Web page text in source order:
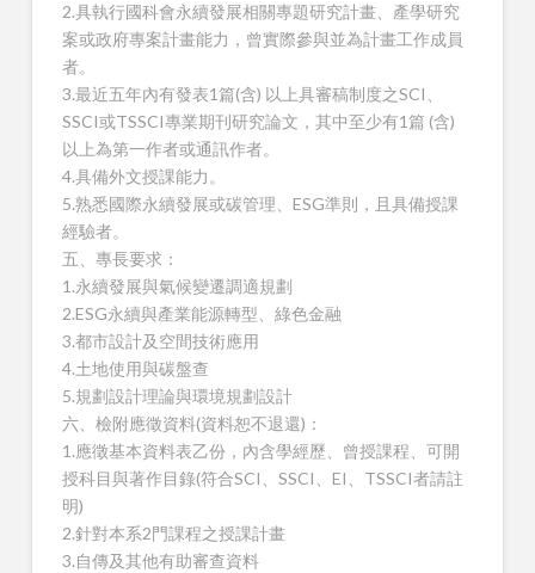
2.具執行國科會永續發展相關專題研究計畫、產學研究
案或政府專案計畫能力，曾實際參與並為計畫工作成員
者。
3.最近五年內有發表1篇(含) 以上具審稿制度之SCI、
SSCI或TSSCI專業期刊研究論文，其中至少有1篇 (含)
以上為第一作者或通訊作者。
4.具備外文授課能力。
5.熟悉國際永續發展或碳管理、ESG準則，且具備授課
經驗者。
五、專長要求：
1.永續發展與氣候變遷調適規劃
2.ESG永續與產業能源轉型、綠色金融
3.都市設計及空間技術應用
4.土地使用與碳盤查
5.規劃設計理論與環境規劃設計
六、檢附應徵資料(資料恕不退還)：
1.應徵基本資料表乙份，內含學經歷、曾授課程、可開
授科目與著作目錄(符合SCI、SSCI、EI、TSSCI者請註
明)
2.針對本系2門課程之授課計畫
3.自傳及其他有助審查資料